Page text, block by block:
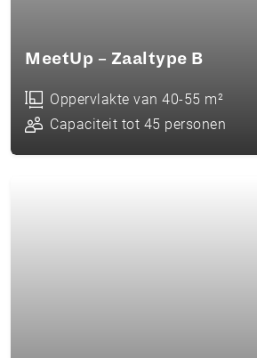
MeetUp – Zaaltype B
Oppervlakte van 40-55 m²
Capaciteit tot 45 personen